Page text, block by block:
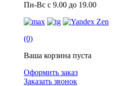
Пн-Вс с 9.00 до 19.00
(0)
Ваша корзина пуста
Оформить заказ
Заказать звонок